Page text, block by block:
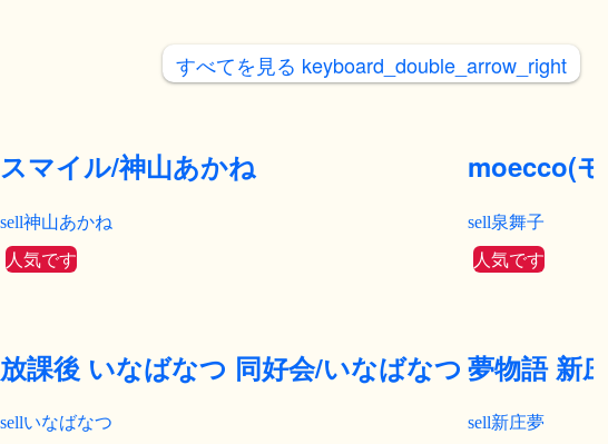
すべてを見る keyboard_double_arrow_right
スマイル/神山あかね
神山あかね
人気です
放課後 いなばなつ 同好会/いなばなつ
いなばなつ
moecco(
泉舞子
人気です
夢物語 新
新庄夢